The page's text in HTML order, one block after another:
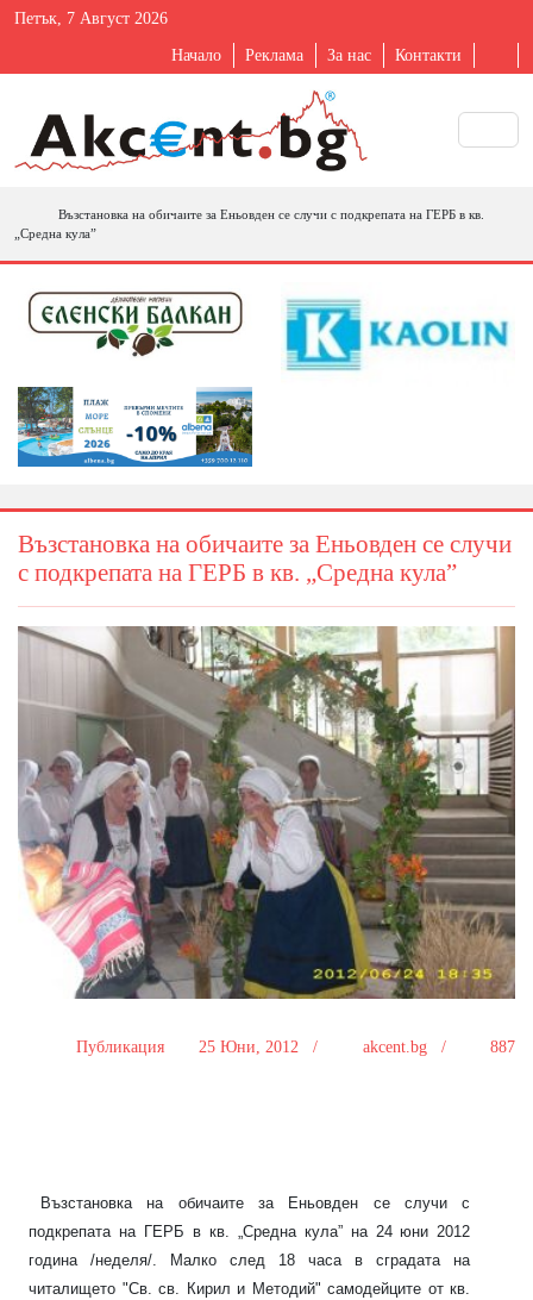
Петък, 7 Август 2026
Начало Реклама За нас Контакти
Възстановка на обичаите за Еньовден се случи с подкрепата на ГЕРБ в кв.
„Средна кула”
Възстановка на обичаите за Еньовден се случи
с подкрепата на ГЕРБ в кв. „Средна кула”
Публикация 25 Юни, 2012 / akcent.bg / 887
Възстановка на обичаите за Еньовден се случи с
подкрепата на ГЕРБ в кв. „Средна кула” на 24 юни 2012
година /неделя/. Малко след 18 часа в сградата на
читалището "Св. св. Кирил и Методий" самодейците от кв.